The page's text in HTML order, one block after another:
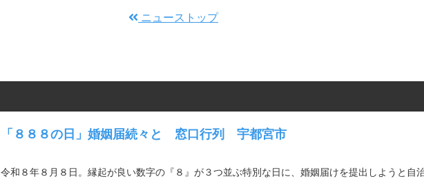
ニューストップ
「８８８の日」婚姻届続々と 窓口行列 宇都宮市
令和８年８月８日。縁起が良い数字の『８』が３つ並ぶ特別な日に、婚姻届けを提出しようと自